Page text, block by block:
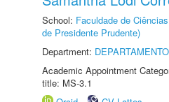
School: Faculdade de
de Presidente Prudente)
Department:
Academic Appointment
title: MS-3.1